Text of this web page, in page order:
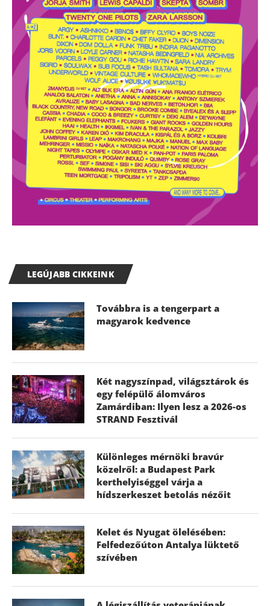
LEGÚJABB CIKKEINK
Továbbra is a tengerpart a
magyarok kedvence
Két nagyszínpad, világsztárok és
egy felépülő álomváros
Zamárdiban: Ilyen lesz a 2026-os
STRAND Fesztivál
Különleges mérnöki bravúr
közelről: a Budapest Park
kerthelyiséggel várja a
hídszerkeszet betolás nézőit
Kelet és Nyugat ölelésében:
Felfedezőúton Antalya lüktető
szívében